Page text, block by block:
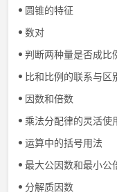
圆锥的特征
数对
判断两种量是否成比
比和比例的联系与区
因数和倍数
乘法分配律的灵活使
运算中的括号用法
最大公因数和最小公
分解质因数